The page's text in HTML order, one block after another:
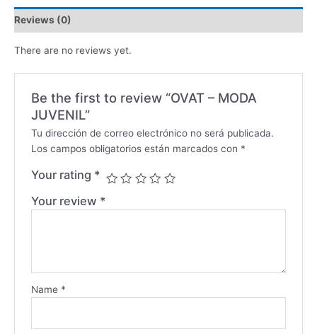
Reviews (0)
There are no reviews yet.
Be the first to review “OVAT – MODA
JUVENIL”
Tu dirección de correo electrónico no será publicada.
Los campos obligatorios están marcados con *
Your rating *
Your review *
Name *